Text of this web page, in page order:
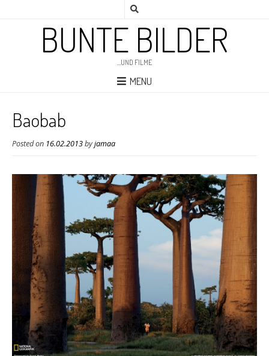
BUNTE BILDER
…UND FILME
MENU
Baobab
Posted on 16.02.2013byjamaa